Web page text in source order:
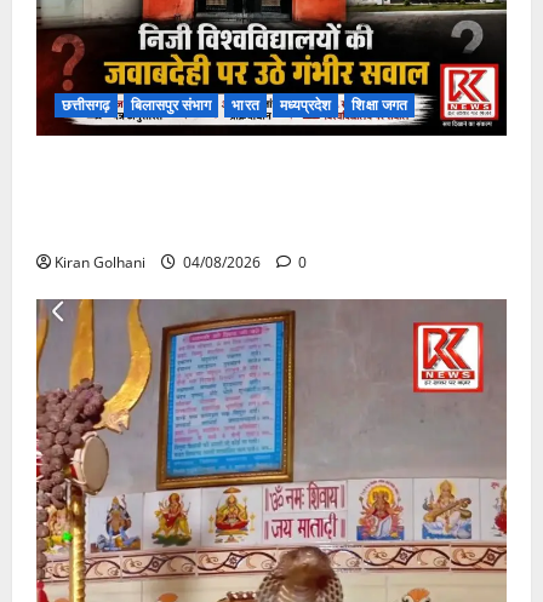
छत्तीसगढ़ बिलासपुर संभाग भारत मध्यप्रदेश शिक्षा जगत
Kiran Golhani 04/08/2026 0